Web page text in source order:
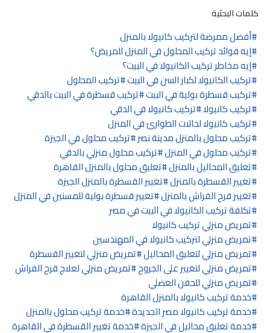
كلمات البحثية
أفضل ممرضة لتركيب كانيولا بالمنزل
إيه فوائد تركيب المحلول في المنزل للمريض؟
إيه مخاطر تركيب الكانيولا في البيت؟
تركيب الكانيولا لكبار السن في البيت تركيب المحلول
تركيب قسطرة بولية في البيت تركيب قسطرة في البيت بالدقي
تركيب كانيولا تركيب كانيولا في الدقي
تركيب كانيولا لحالات الطوارئ في المنزل
تركيب محلول بالمنزل مدينة نصر تركيب محلول في الجيزة
تركيب محلول في المنزل تركيب محلول منزلي بالدقي
تعليق المحاليل بالمنزل تعليق محلول بالمنزل القاهرة
تغيير القسطرة بالمنزل تغيير القسطرة بالمنزل الجيزة
تغيير قرح الفراش بالمنزل تغيير قسطرة بولية للمسنين في المنزل
تكلفة تركيب الكانيولا في البيت في مصر
تمريض منزلي تركيب كانيولا
تمريض منزلي لتركيب كانيولا في المهندسين
تمريض منزلي لتعليق المحاليل تمريض منزلي لتغيير القسطرة
تمريض منزلي لتغيير على الجروح تمريض منزلي لعلاج قرح الفراش
تمريض منزلي للحقن العضلي
خدمة تركيب كانيولا بالمنزل القاهرة
خدمة تركيب كانيولا مصر الجديدة خدمة تركيب محلول بالمنزل
خدمة تعليق محاليل في الجيزة خدمة تغيير القسطرة في القاهرة